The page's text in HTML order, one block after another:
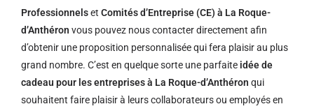
Professionnelset Comités d’Entreprise (CE) à La Roque-
d’Anthéron vous pouvez nous contacter directement afin
d’obtenir une proposition personnalisée qui fera plaisir au plus
grand nombre. C’est en quelque sorte une parfaite idée de
cadeau pour les entreprises à La Roque-d’Anthéron qui
souhaitent faire plaisir à leurs collaborateurs ou employés en